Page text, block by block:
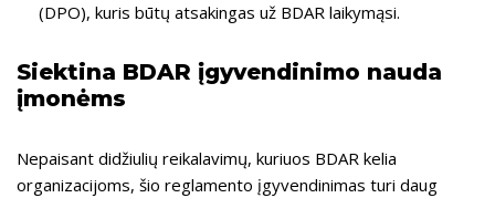
(DPO), kuris būtų atsakingas už BDAR laikymąsi.
Siektina BDAR įgyvendinimo nauda
įmonėms
Nepaisant didžiulių reikalavimų, kuriuos BDAR kelia
organizacijoms, šio reglamento įgyvendinimas turi daug